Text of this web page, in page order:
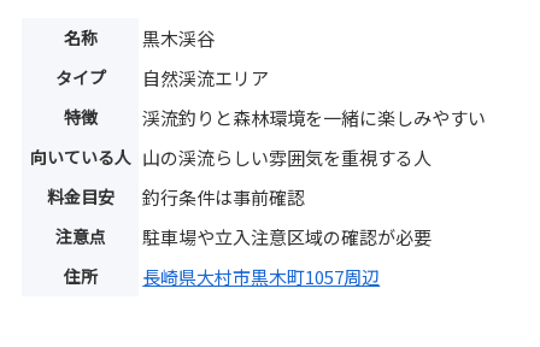
名称 黒木渓谷
タイプ 自然渓流エリア
特徴 渓流釣りと森林環境を一緒に楽しみやすい
向いている人 山の渓流らしい雰囲気を重視する人
料金目安 釣行条件は事前確認
注意点 駐車場や立入注意区域の確認が必要
住所 長崎県大村市黒木町1057周辺